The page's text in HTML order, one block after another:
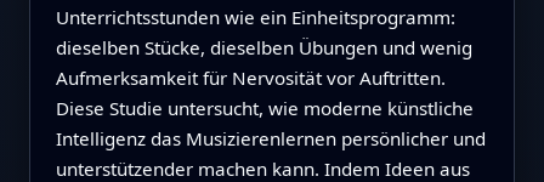
Unterrichtsstunden wie ein Einheitsprogramm:
dieselben Stücke, dieselben Übungen und wenig
Aufmerksamkeit für Nervosität vor Auftritten.
Diese Studie untersucht, wie moderne künstliche
Intelligenz das Musizierenlernen persönlicher und
unterstützender machen kann. Indem Ideen aus